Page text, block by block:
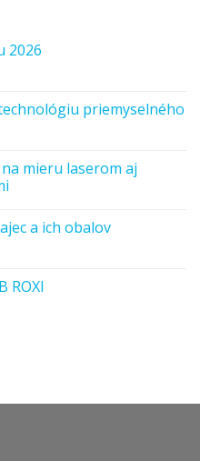
2026
priemyselného
mieru laserom aj
a ich obalov
ROXI